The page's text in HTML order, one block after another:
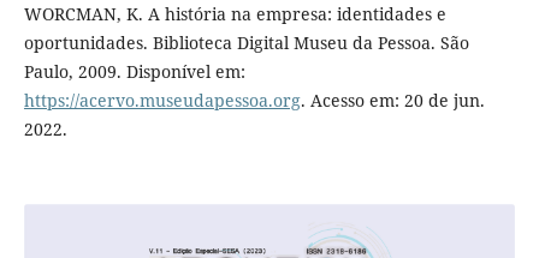
WORCMAN, K. A história na empresa: identidades e
oportunidades. Biblioteca Digital Museu da Pessoa. São
Paulo, 2009. Disponível em:
https://acervo.museudapessoa.org. Acesso em: 20 de jun.
2022.